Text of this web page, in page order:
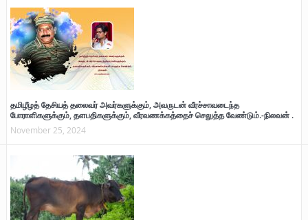
தமிழீழத் தேசியத் தலைவர் அவர்களுக்கும், அவருடன் வீரச்சாவடைந்த
போராளிகளுக்கும், தளபதிகளுக்கும், வீரவணக்கத்தைச் செலுத்த வேண்டும்.-நிலவன் .
November 25, 2024